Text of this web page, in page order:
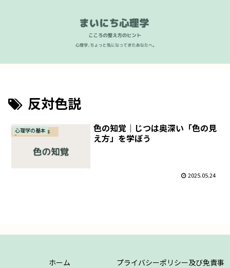
反対色説
心理学の基本
色の知覚｜じつは奥深い「色の見
え方」を学ぼう
2025.05.24
ホーム
プライバシーポリシー及び免責事